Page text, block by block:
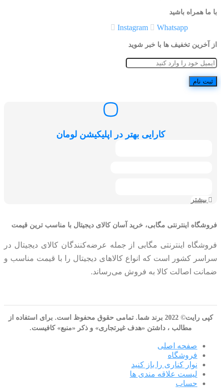
با ما همراه باشید
Instagram Whatsapp
از آخرین تخفیف ها با خبر شوید
کارایی بهتر در اپلیکیشن لومان
بیشتر
فروشگاه اینترنتی مگابی، خرید آسان کالای دیجیتال با مناسب ترین قیمت
فروشگاه اینترنتی مگابی از جمله عرضه‌کنندگان کالای دیجیتال در
سراسر کشور است که انواع کالاهای دیجیتال را با قیمت مناسب و
ضمانت اصالت کالا به فروش می‌رساند.
کپی رایت© 2022 برند شما. تمامی حقوق محفوظ است. برای استفاده از
مطالب ، داشتن «هدف غیرتجاری» و ذکر «منبع» کافیست.
صفحه اصلی
فروشگاه
نوار کناری را باز کنید
لیست علاقه مندی ها
حساب